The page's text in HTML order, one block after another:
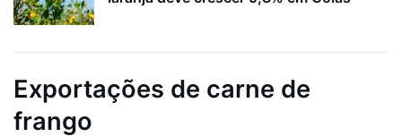
Exportações de carne de
frango